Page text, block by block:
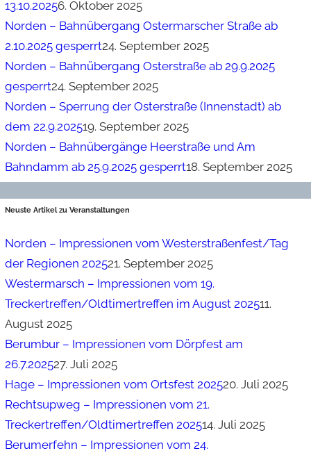
13.10.20256. Oktober 2025
Norden – Bahnübergang Ostermarscher Straße ab
2.10.2025 gesperrt24. September 2025
Norden – Bahnübergang Osterstraße ab 29.9.2025
gesperrt24. September 2025
Norden – Sperrung der Osterstraße (Innenstadt) ab
dem 22.9.202519. September 2025
Norden – Bahnübergänge Heerstraße und Am
Bahndamm ab 25.9.2025 gesperrt18. September 2025
Neuste Artikel zu Veranstaltungen
Norden – Impressionen vom Westerstraßenfest/Tag
der Regionen 202521. September 2025
Westermarsch – Impressionen vom 19.
Treckertreffen/Oldtimertreffen im August 202511.
August 2025
Berumbur – Impressionen vom Dörpfest am
26.7.202527. Juli 2025
Hage – Impressionen vom Ortsfest 202520. Juli 2025
Rechtsupweg – Impressionen vom 21.
Treckertreffen/Oldtimertreffen 202514. Juli 2025
Berumerfehn – Impressionen vom 24.